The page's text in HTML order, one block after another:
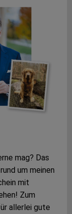
mag? Das
um meinen
mit
Zum
allerlei gute